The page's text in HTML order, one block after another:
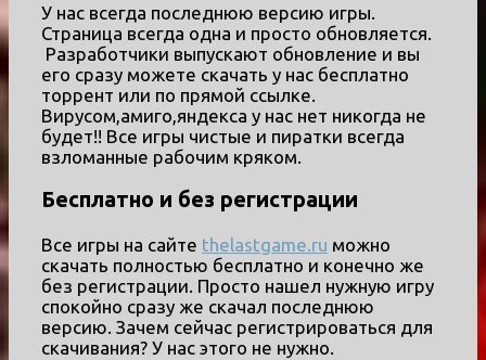
У нас всегда последнюю версию игры.
Страница всегда одна и просто обновляется.
Разработчики выпускают обновление и вы
его сразу можете скачать у нас бесплатно
торрент или по прямой ссылке.
Вирусом,амиго,яндекса у нас нет никогда не
будет!! Все игры чистые и пиратки всегда
взломанные рабочим кряком.
Бесплатно и без регистрации
Все игры на сайте thelastgame.ru можно
скачать полностью бесплатно и конечно же
без регистрации. Просто нашел нужную игру
спокойно сразу же скачал последнюю
версию. Зачем сейчас регистрироваться для
скачивания? У нас этого не нужно.